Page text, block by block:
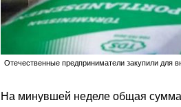
Отечественные предприниматели закупили для
На минувшей неделе общая сумма